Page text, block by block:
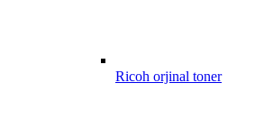
Ricoh orjinal toner